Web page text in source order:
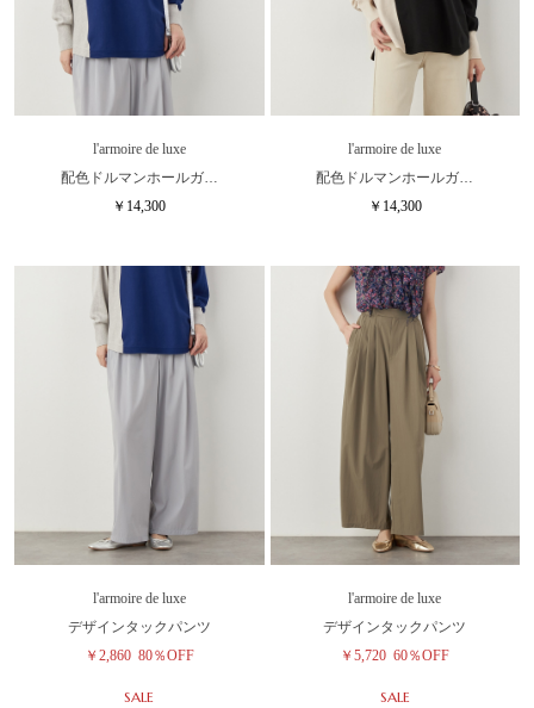
l'armoire de luxe
配色ドルマンホールガ…
￥14,300
l'armoire de luxe
配色ドルマンホールガ…
￥14,300
l'armoire de luxe
デザインタックパンツ
￥2,860 80％OFF
SALE
l'armoire de luxe
デザインタックパンツ
￥5,720 60％OFF
SALE